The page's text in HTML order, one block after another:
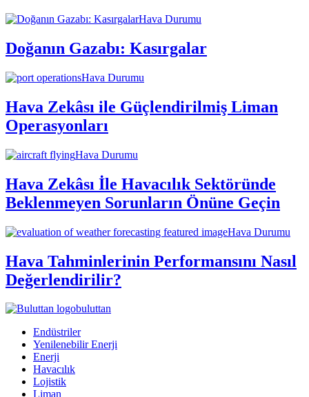
Hava Durumu
Doğanın Gazabı: Kasırgalar
Hava Durumu
Hava Zekâsı ile Güçlendirilmiş Liman
Operasyonları
Hava Durumu
Hava Zekâsı İle Havacılık Sektöründe
Beklenmeyen Sorunların Önüne Geçin
Hava Durumu
Hava Tahminlerinin Performansını Nasıl
Değerlendirilir?
buluttan
Endüstriler
Yenilenebilir Enerji
Enerji
Havacılık
Lojistik
Liman